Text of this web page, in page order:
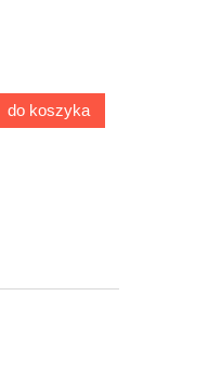
do koszyka